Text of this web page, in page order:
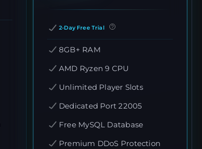
2-Day Free Trial
8GB+ RAM
AMD Ryzen 9 CPU
Unlimited Player Slots
Dedicated Port 22005
Free MySQL Database
Premium DDoS Protection